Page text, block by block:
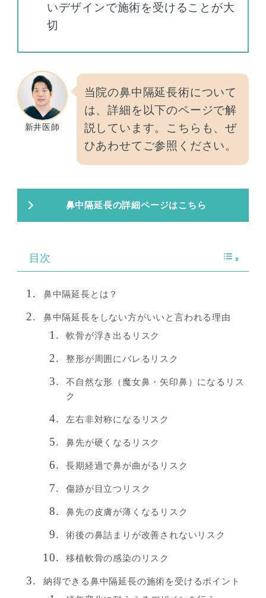
いデザインで施術を受けることが大
切
新井医師
当院の鼻中隔延長術について
は、詳細を以下のページで解
説しています。こちらも、ぜ
ひあわせてご参照ください。
鼻中隔延長の詳細ページはこちら
目次
鼻中隔延長とは？
鼻中隔延長をしない方がいいと言われる理由
軟骨が浮き出るリスク
整形が周囲にバレるリスク
不自然な形（魔女鼻・矢印鼻）になるリス
ク
左右非対称になるリスク
鼻先が硬くなるリスク
長期経過で鼻が曲がるリスク
傷跡が目立つリスク
鼻先の皮膚が薄くなるリスク
術後の鼻詰まりが改善されないリスク
移植軟骨の感染のリスク
納得できる鼻中隔延長の施術を受けるポイント